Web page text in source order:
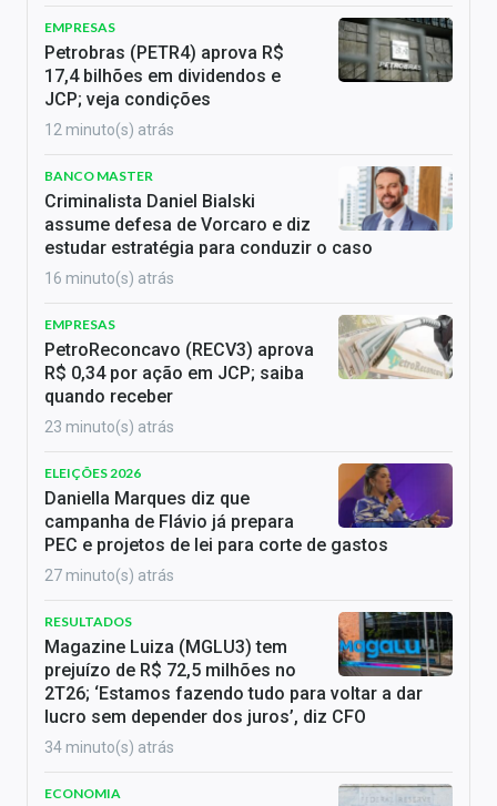
EMPRESAS
Petrobras (PETR4) aprova R$
17,4 bilhões em dividendos e
JCP; veja condições
12 minuto(s) atrás
BANCO MASTER
Criminalista Daniel Bialski
assume defesa de Vorcaro e diz
estudar estratégia para conduzir o caso
16 minuto(s) atrás
EMPRESAS
PetroReconcavo (RECV3) aprova
R$ 0,34 por ação em JCP; saiba
quando receber
23 minuto(s) atrás
ELEIÇÕES 2026
Daniella Marques diz que
campanha de Flávio já prepara
PEC e projetos de lei para corte de gastos
27 minuto(s) atrás
RESULTADOS
Magazine Luiza (MGLU3) tem
prejuízo de R$ 72,5 milhões no
2T26; ‘Estamos fazendo tudo para voltar a dar
lucro sem depender dos juros’, diz CFO
34 minuto(s) atrás
ECONOMIA